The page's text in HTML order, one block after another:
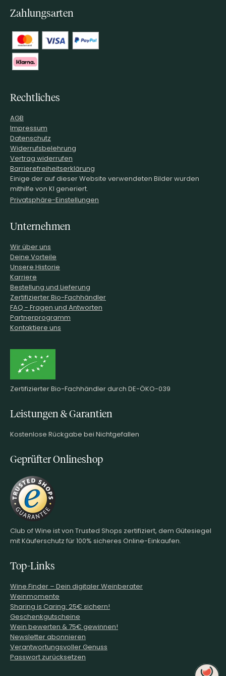
Zahlungsarten
Rechtliches
AGB
Impressum
Datenschutz
Widerrufsbelehrung
Vertrag widerrufen
Barrierefreiheitserklärung
Einige der auf dieser Website verwendeten Bilder wurden
mithilfe von KI generiert.
Privatsphäre-Einstellungen
Unternehmen
Wir über uns
Deine Vorteile
Unsere Historie
Karriere
Bestellung und Lieferung
Zertifizierter Bio-Fachhändler
FAQ - Fragen und Antworten
Partnerprogramm
Kontaktiere uns
Zertifizierter Bio-Fachhändler durch DE-ÖKO-039
Leistungen & Garantien
Kostenlose Rückgabe bei Nichtgefallen
Geprüfter Onlineshop
Club of Wine ist von Trusted Shops zertifiziert, dem Gütesiegel
mit Käuferschutz für 100% sicheres Online-Einkaufen.
Top-Links
Wine.Finder – Dein digitaler Weinberater
Weinmomente
Sharing is Caring: 25€ sichern!
Geschenkgutscheine
Wein bewerten & 75€ gewinnen!
Newsletter abonnieren
Verantwortungsvoller Genuss
Passwort zurücksetzen